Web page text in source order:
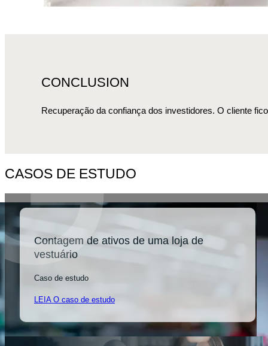
CONCLUSION
Recuperação da confiança dos investidores. O cliente
CASOS DE ESTUDO
Contagem de ativos de uma loja de
vestuário
Caso de estudo
LEIA O caso de estudo